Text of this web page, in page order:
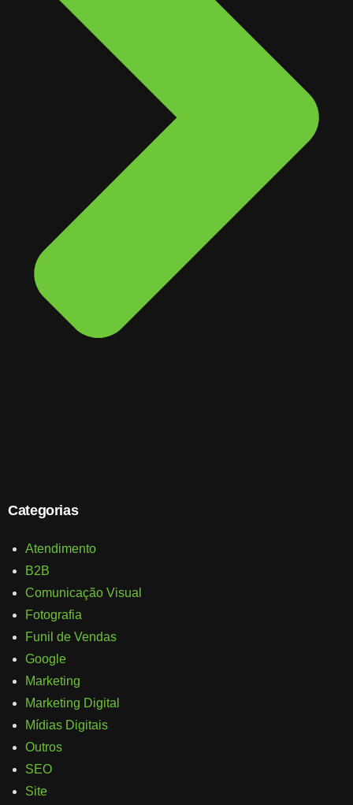
Categorias
Atendimento
B2B
Comunicação Visual
Fotografia
Funil de Vendas
Google
Marketing
Marketing Digital
Mídias Digitais
Outros
SEO
Site